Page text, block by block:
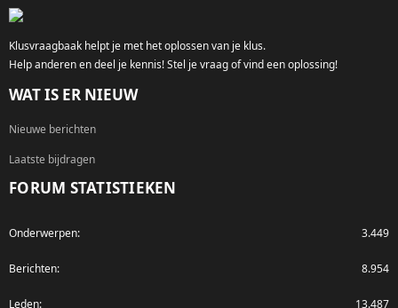
Klusvraagbaak helpt je met het oplossen van je klus.
Help anderen en deel je kennis! Stel je vraag of vind een oplossing!
WAT IS ER NIEUW
Nieuwe berichten
Laatste bijdragen
FORUM STATISTIEKEN
Onderwerpen 3.449
Berichten 8.954
Leden 13.487